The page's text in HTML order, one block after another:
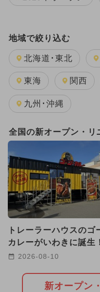
2024年のイベント
日帰り キャ
GW(ゴールデンウ
週末イベント関東パ
2026年8月のイベン
2026年1月のイベ
2026年7月のイベン
2024年7月のイベン
2025年8月のイベン
2025年10月のイベ
地域で絞り込む
北海道･東北
東海 関西
九州･沖縄
全国の新オープン・リ
トレーラーハウスのゴ
カレーがいわきに誕生
イルオーダーで並ばず
2026-08-10
新オープン